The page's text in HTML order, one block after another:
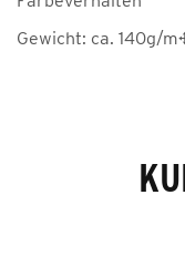
Gewicht: ca. 140g/